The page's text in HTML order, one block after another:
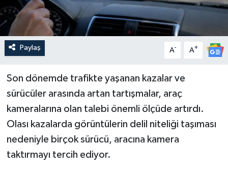
Paylaş A- A+
Son dönemde trafikte yaşanan kazalar ve
sürücüler arasında artan tartışmalar, araç
kameralarına olan talebi önemli ölçüde artırdı.
Olası kazalarda görüntülerin delil niteliği taşıması
nedeniyle birçok sürücü, aracına kamera
taktırmayı tercih ediyor.